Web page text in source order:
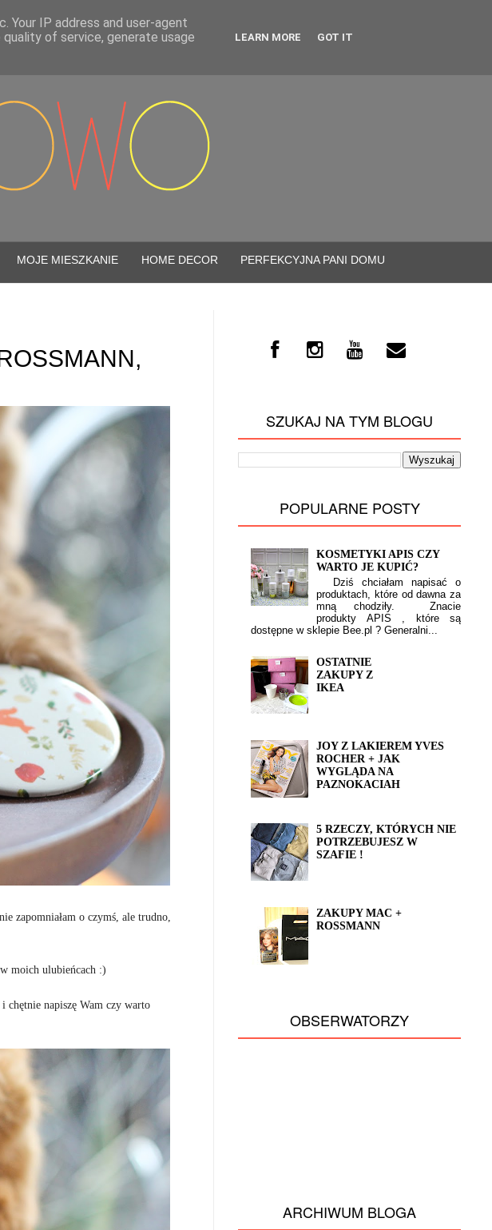
MOJE MIESZKANIE HOME DECOR PERFEKCYJNA PANI DOMU
zapomniałam o czymś, ale trudno,
moich ulubieńcach :)
chętnie napiszę Wam czy warto
SZUKAJ NA TYM BLOGU
POPULARNE POSTY
KOSMETYKI APIS CZY
WARTO JE KUPIĆ?
Dziś chciałam napisać o
produktach, które od dawna za
mną chodziły. Znacie
produkty APIS , które są
dostępne w sklepie Bee.pl ? Generalni...
OSTATNIE
ZAKUPY Z
IKEA
JOY Z LAKIEREM YVES
ROCHER + JAK
WYGLĄDA NA
PAZNOKACIAH
5 RZECZY, KTÓRYCH NIE
POTRZEBUJESZ W
SZAFIE !
ZAKUPY MAC +
ROSSMANN
OBSERWATORZY
ARCHIWUM BLOGA
Your IP address and user-agent
of service, generate usage
LEARN MORE GOT IT